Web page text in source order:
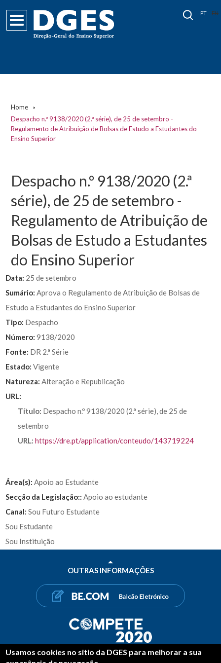
PT EN
Home
Despacho n.º 9138/2020 (2.ª série), de 25 de setembro -
Regulamento de Atribuição de Bolsas de Estudo a Estudantes do
Ensino Superior
Despacho n.º 9138/2020 (2.ª
série), de 25 de setembro -
Regulamento de Atribuição de
Bolsas de Estudo a Estudantes
do Ensino Superior
Data: 25 de setembro
Sumário:Aprova o Regulamento de Atribuição de Bolsas de
Estudo a Estudantes do Ensino Superior
Tipo: Despacho
Número:9138/2020
Fonte: DR 2.ª Série
Estado:Vigente
Natureza:Alteração e Republicação
URL:
Título: Despacho n.º 9138/2020 (2.ª série), de 25 de
setembro
URL:https://dre.pt/application/conteudo/143719224
Área(s):Apoio ao Estudante
Secção da Legislação::Apoio ao estudante
Canal:Sou Futuro Estudante
Sou Estudante
Sou Instituição
OUTRAS INFORMAÇÕES
SHARE
Usamos cookies no sitio da DGES para melhorar a sua